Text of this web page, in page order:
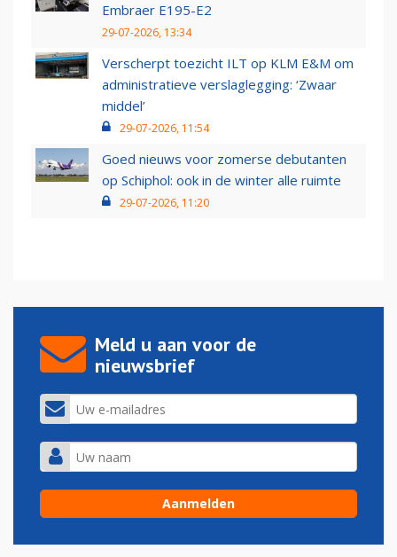
Embraer E195-E2
29-07-2026, 13:34
Verscherpt toezicht ILT op KLM E&M om
administratieve verslaglegging: ‘Zwaar
middel’
29-07-2026, 11:54
Goed nieuws voor zomerse debutanten
op Schiphol: ook in de winter alle ruimte
29-07-2026, 11:20
Meld u aan voor de
nieuwsbrief